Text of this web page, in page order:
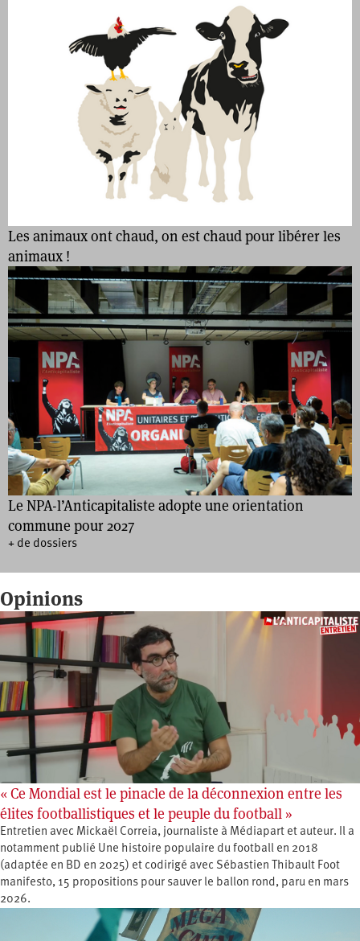
Les animaux ont chaud, on est chaud pour libérer les
animaux !
Le NPA-l’Anticapitaliste adopte une orientation
commune pour 2027
+ de dossiers
Opinions
« Ce Mondial est le pinacle de la déconnexion entre les
élites footballistiques et le peuple du football »
Entretien avec Mickaël Correia, journaliste à Médiapart et auteur. Il a
notamment publié Une histoire populaire du football en 2018
(adaptée en BD en 2025) et codirigé avec Sébastien Thibault Foot
manifesto, 15 propositions pour sauver le ballon rond, paru en mars
2026.